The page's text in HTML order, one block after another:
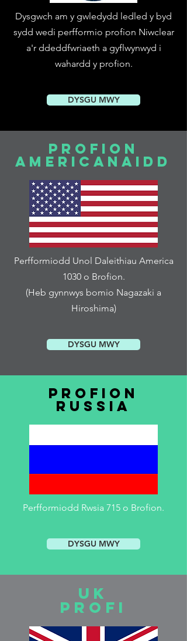
Dysgwch am y gwledydd ledled y byd
sydd wedi perfformio profion Niwclear
a'r ddeddfwriaeth a gyflwynwyd i
wahardd y profion.
DYSGU MWY
profion
Americanaidd
Perfformiodd Unol Daleithiau America
1030 o Brofion.
(Heb gynnwys bomio Nagazaki a
Hiroshima)
DYSGU MWY
Profion
RUSSIA
Perfformiodd Rwsia 715 o Brofion.
DYSGU MWY
uK
profi